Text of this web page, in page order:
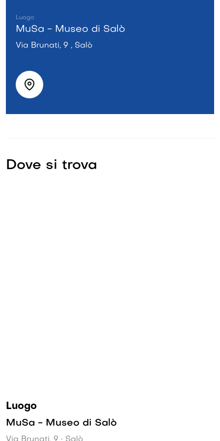
Luogo
MuSa - Museo di Salò
Via Brunati, 9 , Salò
Dove si trova
Luogo
MuSa - Museo di Salò